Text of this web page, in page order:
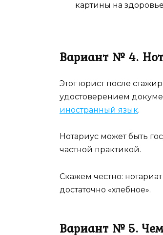
картины на
Вариант № 4.
Этот юрист после
удостоверением
иностранный язык.
Нотариус может быть
частной практикой.
Скажем честно:
достаточно «хлебное».
Вариант № 5.